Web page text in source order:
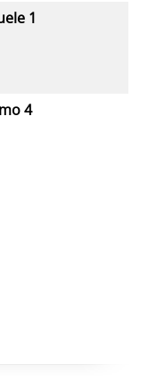
1
4